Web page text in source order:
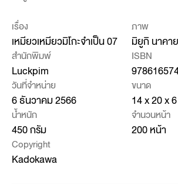
เรื่อง
เหมียวเหมียวมิโกะจำเป็น 07
ภาพ
มิยูกิ นาคา
สำนักพิมพ์
Luckpim
ISBN
วันที่จำหน่าย
6 ธันวาคม 2566
ขนาด
14 x 20 x
น้ำหนัก
450 กรัม
จำนวนหน้า
200 หน้า
Copyright
Kadokawa